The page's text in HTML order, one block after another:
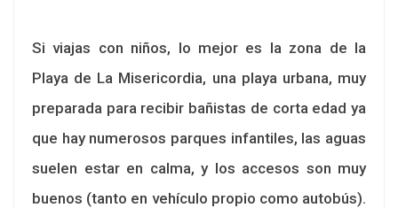
Si viajas con niños, lo mejor es la zona de la
Playa de La Misericordia, una playa urbana, muy
preparada para recibir bañistas de corta edad ya
que hay numerosos parques infantiles, las aguas
suelen estar en calma, y los accesos son muy
buenos (tanto en vehículo propio como autobús).